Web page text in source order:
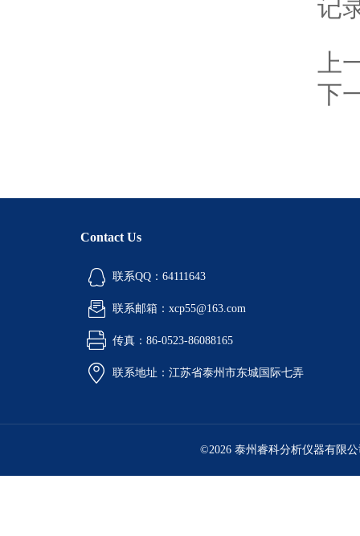
记
上
下
Contact Us
联系QQ：64111643
联系邮箱：xcp55@163.com
传真：86-0523-86088165
联系地址：江苏省泰州市东城国际七弄
©2026 泰州睿科分析仪器有限